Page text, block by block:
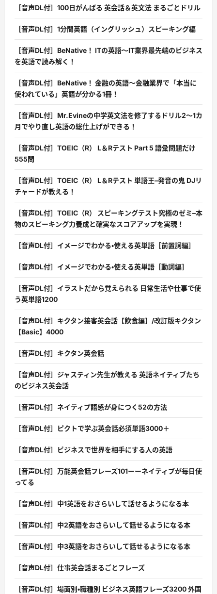
［音声DL付］100日がんばる 英会話＆英文法 まるごとドリル
［音声DL付］1分間英語（イングリッシュ）スピーキング編
［音声DL付］BeNative！ ITの英語〜IT業界最先端のビジネス
を英語で読み解く！
［音声DL付］BeNative！ 金融の英語〜金融業界で「本当に
使われている」英語が分かる1冊！
［音声DL付］Mr.Evineの中学英文法を修了するドリル2〜1カ
月でやり直し英語の総仕上げができる！
［音声DL付］TOEIC（R） L＆Rテスト Part 5 語彙問題だけ
555問
［音声DL付］TOEIC（R） L＆Rテスト 単語王–発音の鬼 DJリ
チャードが教える！
［音声DL付］TOEIC（R） スピーキングテスト究極のゼミ–本
物のスピーキング力養成と確実なスコアアップを実現！
［音声DL付］イメージでわかる・使える英単語［前置詞編］
［音声DL付］イメージでわかる・使える英単語［動詞編］
［音声DL付］イラストだから覚えられる 日常生活や仕事で使
う英単語1200
［音声DL付］キクタン接客英会話【飲食編】/改訂版キクタン
【Basic】4000
［音声DL付］キクタン英会話
［音声DL付］ジャスティン先生が教える 英語ネイティブたち
のビジネス英会話
［音声DL付］ネイティブ語感が身につく52の方法
［音声DL付］ピクトで学ぶ英会話必須単語3000＋
［音声DL付］ビジネスで世界を相手にする人の英語
［音声DL付］万能英会話フレーズ101ーーネイティブが毎日使
ってる
［音声DL付］中1英語をおさらいして話せるようになる本
［音声DL付］中2英語をおさらいして話せるようになる本
［音声DL付］中3英語をおさらいして話せるようになる本
［音声DL付］仕事英会話まるごとフレーズ
［音声DL付］場面別・職種別 ビジネス英語フレーズ3200 外国